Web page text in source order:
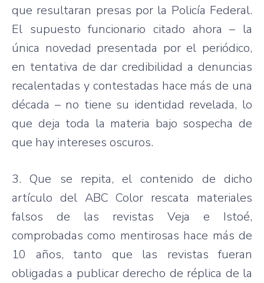
que resultaran presas por la Policía Federal.
El supuesto funcionario citado ahora – la
única novedad presentada por el periódico,
en tentativa de dar credibilidad a denuncias
recalentadas y contestadas hace más de una
década – no tiene su identidad revelada, lo
que deja toda la materia bajo sospecha de
que hay intereses oscuros.
3. Que se repita, el contenido de dicho
artículo del ABC Color rescata materiales
falsos de las revistas Veja e Istoé,
comprobadas como mentirosas hace más de
10 años, tanto que las revistas fueran
obligadas a publicar derecho de réplica de la